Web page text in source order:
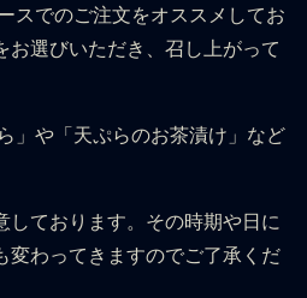
スでのご注文をオススメしてお
お選びいただき、召し上がって
」や「天ぷらのお茶漬け」など
しております。その時期や日に
変わってきますのでご了承くだ